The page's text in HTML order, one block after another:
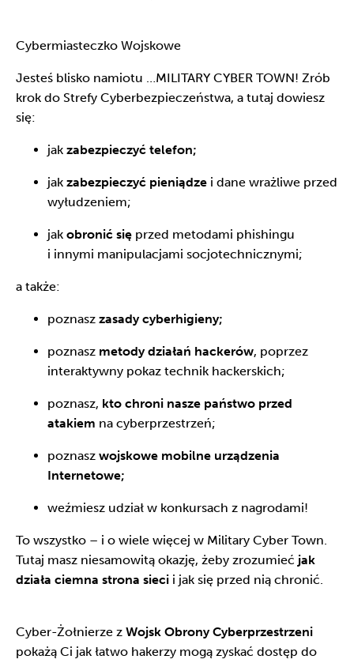
Cybermiasteczko Wojskowe
Jesteś blisko namiotu …MILITARY CYBER TOWN! Zrób
krok do Strefy Cyberbezpieczeństwa, a tutaj dowiesz
się:
jak zabezpieczyć telefon;
jak zabezpieczyć pieniądze i dane wrażliwe przed
wyłudzeniem;
jak obronić się przed metodami phishingu
i innymi manipulacjami socjotechnicznymi;
a także:
poznasz zasady cyberhigieny;
poznasz metody działań hackerów, poprzez
interaktywny pokaz technik hackerskich;
poznasz, kto chroni nasze państwo przed
atakiem na cyberprzestrzeń;
poznasz wojskowe mobilne urządzenia
Internetowe;
weźmiesz udział w konkursach z nagrodami!
To wszystko – i o wiele więcej w Military Cyber Town.
Tutaj masz niesamowitą okazję, żeby zrozumieć jak
działa ciemna strona sieci i jak się przed nią chronić.
Cyber-Żołnierze z Wojsk Obrony Cyberprzestrzeni
pokażą Ci jak łatwo hakerzy mogą zyskać dostęp do